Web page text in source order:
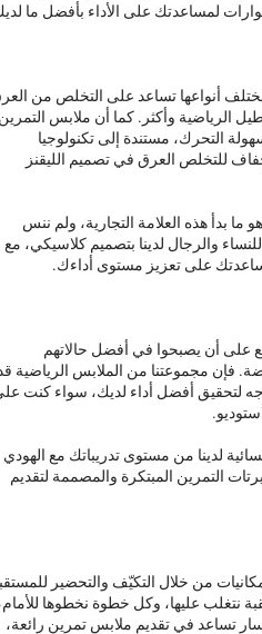
لمساعدتك على الأداء بأفضل ما
أنواعها تساعد على التخلص من
الرياضية وأكثر. كما أن ملابس
التحرك، مستندة إلى تكنولوجيا
للتخلص العرق في تصميم الليقنز
ما بدأ هذه العلامة التجارية، ولم ننس
والرجال لدينا بتصميم كلاسيكي، مع
على تعزيز مستوى أداءك.
على أن يصبحوا في أفضل حالاتهم
فإن مجموعتنا من الملابس الرياضية
لتحقيق أفضل أداء لديك، سواء كنت
لدينا من مستوى تدريباتك مع الهودي
التمرين المبتكرة والمصممة لتقديم
من خلال التكيّف والتحضير
نتغلب عليها، وكل خطوة نخطوها
تساعد في تقديم ملابس تمرين رائعة،